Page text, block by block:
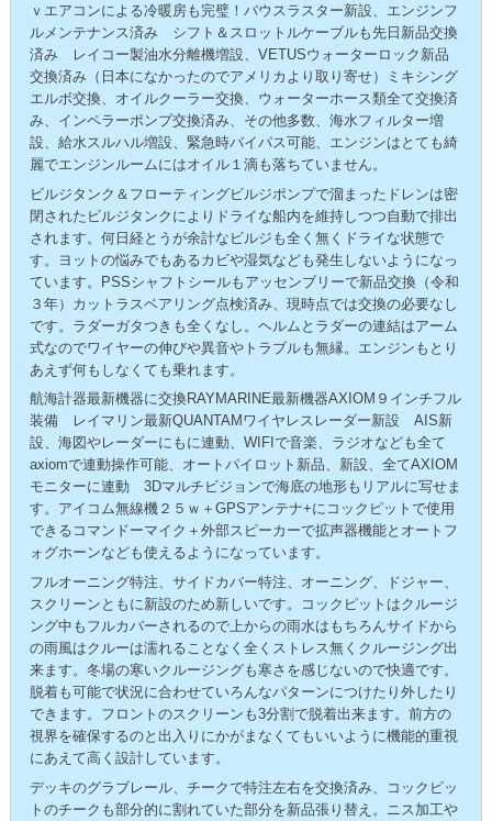
ｖエアコンによる冷暖房も完璧！バウスラスター新設、エンジンフ
ルメンテナンス済み シフト＆スロットルケーブルも先日新品交換
済み レイコー製油水分離機増設、VETUSウォーターロック新品
交換済み（日本になかったのでアメリカより取り寄せ）ミキシング
エルボ交換、オイルクーラー交換、ウォーターホース類全て交換済
み、インペラーポンプ交換済み、その他多数、海水フィルター増
設、給水スルハル増設、緊急時バイパス可能、エンジンはとても綺
麗でエンジンルームにはオイル１滴も落ちていません。
ビルジタンク＆フローティングビルジポンプで溜まったドレンは密
閉されたビルジタンクによりドライな船内を維持しつつ自動で排出
されます。何日経とうが余計なビルジも全く無くドライな状態で
す。ヨットの悩みでもあるカビや湿気なども発生しないようになっ
ています。PSSシャフトシールもアッセンブリーで新品交換（令和
３年）カットラスベアリング点検済み、現時点では交換の必要なし
です。ラダーガタつきも全くなし。ヘルムとラダーの連結はアーム
式なのでワイヤーの伸びや異音やトラブルも無縁。エンジンもとり
あえず何もしなくても乗れます。
航海計器最新機器に交換RAYMARINE最新機器AXIOM９インチフル
装備 レイマリン最新QUANTAMワイヤレスレーダー新設 AIS新
設、海図やレーダーにもに連動、WIFIで音楽、ラジオなども全て
axiomで連動操作可能、オートパイロット新品、新設、全てAXIOM
モニターに連動 3Dマルチビジョンで海底の地形もリアルに写せま
す。アイコム無線機２５ｗ＋GPSアンテナ+にコックピットで使用
できるコマンドーマイク＋外部スピーカーで拡声器機能とオートフ
ォグホーンなども使えるようになっています。
フルオーニング特注、サイドカバー特注、オーニング、ドジャー、
スクリーンともに新設のため新しいです。コックピットはクルージ
ング中もフルカバーされるので上からの雨水はもちろんサイドから
の雨風はクルーは濡れることなく全くストレス無くクルージング出
来ます。冬場の寒いクルージングも寒さを感じないので快適です。
脱着も可能で状況に合わせていろんなパターンにつけたり外したり
できます。フロントのスクリーンも3分割で脱着出来ます。前方の
視界を確保するのと出入りにかがまなくてもいいように機能的重視
にあえて高く設計しています。
デッキのグラブレール、チークで特注左右を交換済み、コックピッ
トのチークも部分的に割れていた部分を新品張り替え。ニス加工や